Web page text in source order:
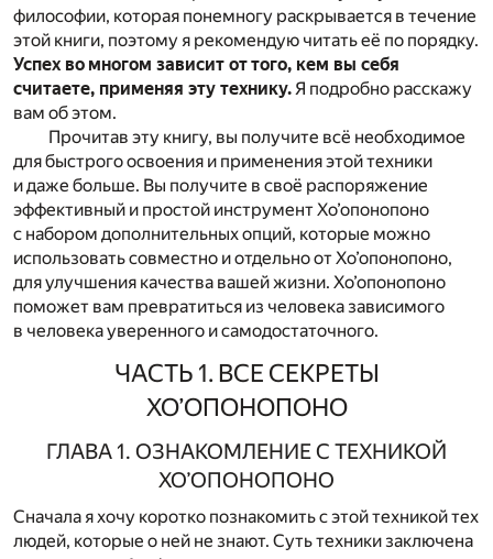
философии, которая понемногу раскрывается в течение
этой книги, поэтому я рекомендую читать её по порядку.
Успех во многом зависит от того, кем вы себя
считаете, применяя эту технику. Я подробно расскажу
вам об этом.
Прочитав эту книгу, вы получите всё необходимое
для быстрого освоения и применения этой техники
и даже больше. Вы получите в своё распоряжение
эффективный и простой инструмент Хо’опонопоно
с набором дополнительных опций, которые можно
использовать совместно и отдельно от Хо’опонопоно,
для улучшения качества вашей жизни. Хо’опонопоно
поможет вам превратиться из человека зависимого
в человека уверенного и самодостаточного.
ЧАСТЬ 1. ВСЕ СЕКРЕТЫ
ХО’ОПОНОПОНО
ГЛАВА 1. ОЗНАКОМЛЕНИЕ С ТЕХНИКОЙ
ХО’ОПОНОПОНО
Сначала я хочу коротко познакомить с этой техникой тех
людей, которые о ней не знают. Суть техники заключена